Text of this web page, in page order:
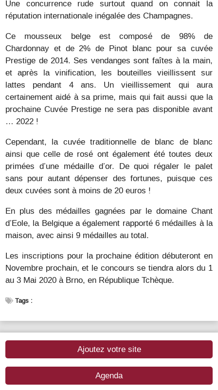
Une concurrence rude surtout quand on connait la
réputation internationale inégalée des Champagnes.
Ce mousseux belge est composé de 98% de
Chardonnay et de 2% de Pinot blanc pour sa cuvée
Prestige de 2014. Ses vendanges sont faîtes à la main,
et après la vinification, les bouteilles vieillissent sur
lattes pendant 4 ans. Un vieillissement qui aura
certainement aidé à sa prime, mais qui fait aussi que la
prochaine Cuvée Prestige ne sera pas disponible avant
… 2022 !
Cependant, la cuvée traditionnelle de blanc de blanc
ainsi que celle de rosé ont également été toutes deux
primées d’une médaille d’or. De quoi régaler le palet
sans pour autant dépenser des fortunes, puisque ces
deux cuvées sont à moins de 20 euros !
En plus des médailles gagnées par le domaine Chant
d’Eole, la Belgique a également rapporté 6 médailles à la
maison, avec ainsi 9 médailles au total.
Les inscriptions pour la prochaine édition débuteront en
Novembre prochain, et le concours se tiendra alors du 1
au 3 Mai 2020 à Brno, en République Tchèque.
Tags :
Ajoutez votre site
Agenda